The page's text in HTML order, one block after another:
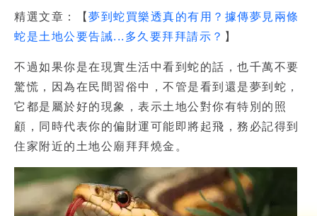
精選文章：【 夢到蛇買樂透真的有用？據傳夢見兩條
蛇是土地公要告誡...多久要拜拜請示？ 】
不過如果你是在現實生活中看到蛇的話，也千萬不要
驚慌，因為在民間習俗中，不管是看到還是夢到蛇，
它都是屬於好的現象，表示土地公對你有特別的照
顧，同時代表你的偏財運可能即將起飛，務必記得到
住家附近的土地公廟拜拜燒金。